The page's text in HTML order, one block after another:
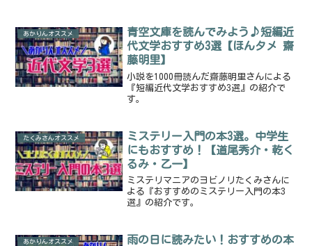
あかりんオススメ
青空文庫を読んでみよう♪短編近
代文学おすすめ3選【ほんタメ 齋
藤明里】
小説を1000冊読んだ齋藤明里さんによる
『短編近代文学おすすめ3選』の紹介で
す。
たくみさんオススメ
ミステリー入門の本3選。中学生
にもおすすめ！【道尾秀介・乾く
るみ・乙一】
ミステリマニアのヨビノリたくみさんに
よる『おすすめのミステリー入門の本3
選』の紹介です。
あかりんオススメ
雨の日に読みたい！おすすめの本